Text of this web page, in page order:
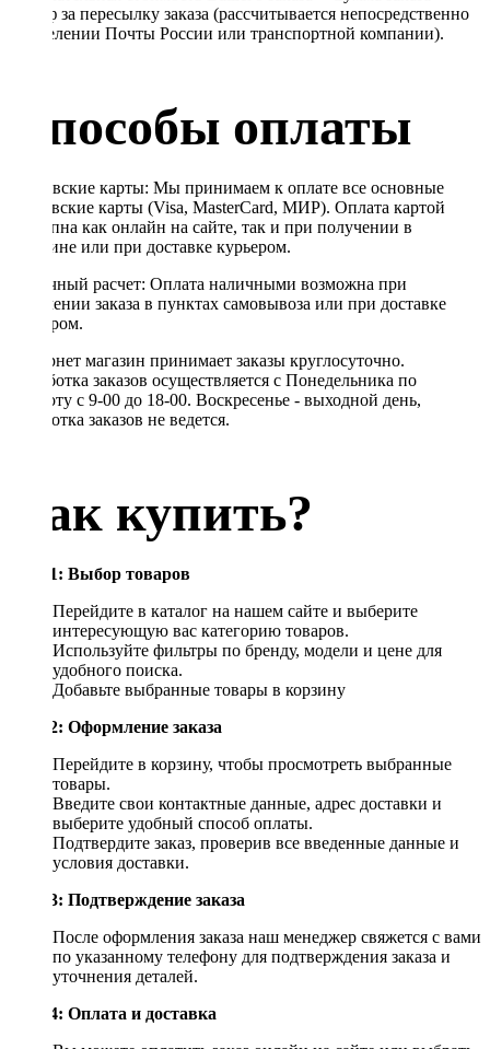
Тариф за пересылку заказа (рассчитывается непосредственно
в отделении Почты России или транспортной компании).
Способы оплаты
Банковские карты: Мы принимаем к оплате все основные
банковские карты (Visa, MasterCard, МИР). Оплата картой
доступна как онлайн на сайте, так и при получении в
магазине или при доставке курьером.
Наличный расчет: Оплата наличными возможна при
получении заказа в пунктах самовывоза или при доставке
курьером.
Интернет магазин принимает заказы круглосуточно.
Обработка заказов осуществляется с Понедельника по
Субботу с 9-00 до 18-00. Воскресенье - выходной день,
обработка заказов не ведется.
Как купить?
Шаг 1: Выбор товаров
Перейдите в каталог на нашем сайте и выберите
интересующую вас категорию товаров.
Используйте фильтры по бренду, модели и цене для
удобного поиска.
Добавьте выбранные товары в корзину
Шаг 2: Оформление заказа
Перейдите в корзину, чтобы просмотреть выбранные
товары.
Введите свои контактные данные, адрес доставки и
выберите удобный способ оплаты.
Подтвердите заказ, проверив все введенные данные и
условия доставки.
Шаг 3: Подтверждение заказа
После оформления заказа наш менеджер свяжется с вами
по указанному телефону для подтверждения заказа и
уточнения деталей.
Шаг 4: Оплата и доставка